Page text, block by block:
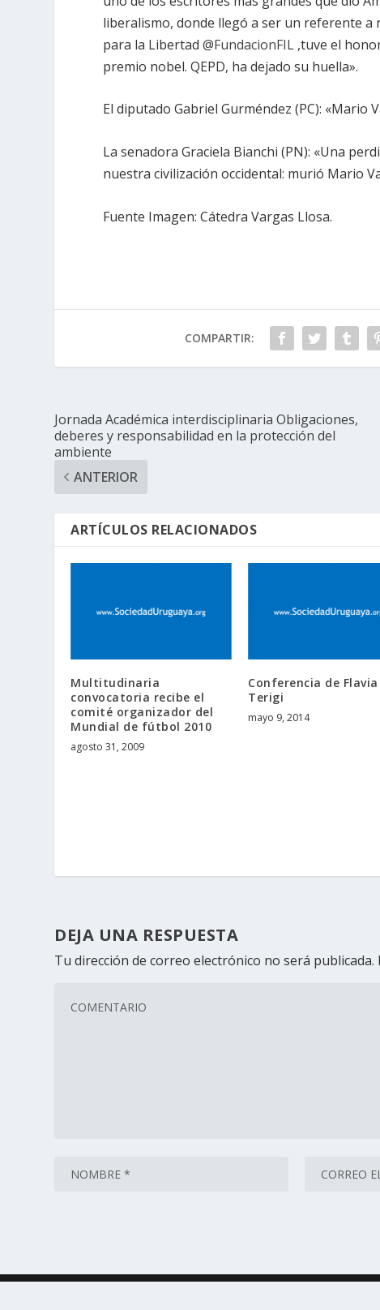
liberalismo, donde llegó a ser un referente a
para la Libertad@FundacionFIL ,tuve el
premio nobel. QEPD, ha dejado su huella».
El diputado Gabriel Gurméndez (PC): «Mario
La senadora Graciela Bianchi (PN): «Una
nuestra civilización occidental: murió Mario
Fuente Imagen: Cátedra Vargas Llosa.
COMPARTIR:
Jornada Académica interdisciplinaria Obligaciones,
deberes y responsabilidad en la protección del
ambiente
ANTERIOR
ARTÍCULOS RELACIONADOS
Multitudinaria
convocatoria recibe el
comité organizador del
Mundial de fútbol 2010
agosto 31, 2009
Conferencia de Flavia
Terigi
mayo 9, 2014
DEJA UNA RESPUESTA
Tu dirección de correo electrónico no será publicada.